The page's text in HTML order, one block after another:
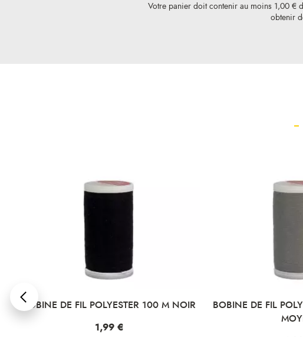
Votre panier doit contenir au moins 1,00 €
obtenir
BOBINE DE FIL POLYESTER 100 M NOIR
Prix
1,99 €
BOBINE DE FIL